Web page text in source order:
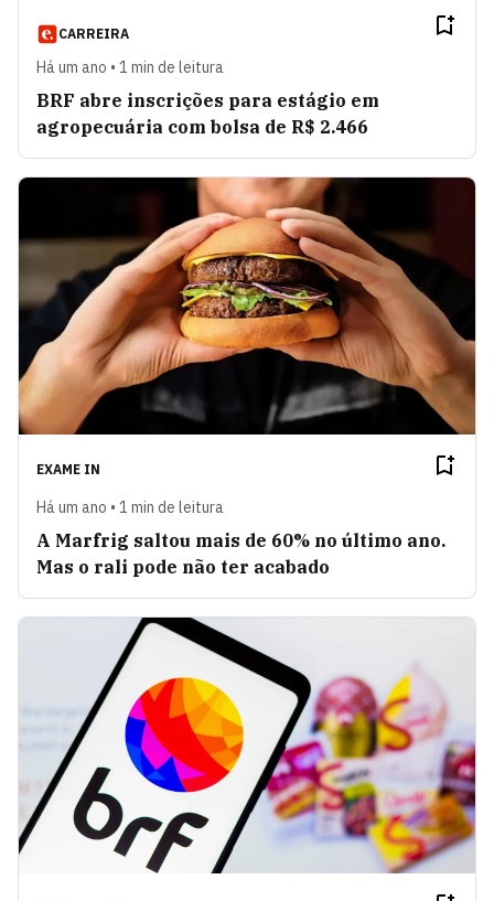
CARREIRA
Há um ano • 1 min de leitura
BRF abre inscrições para estágio em
agropecuária com bolsa de R$ 2.466
EXAME IN
Há um ano • 1 min de leitura
A Marfrig saltou mais de 60% no último ano.
Mas o rali pode não ter acabado